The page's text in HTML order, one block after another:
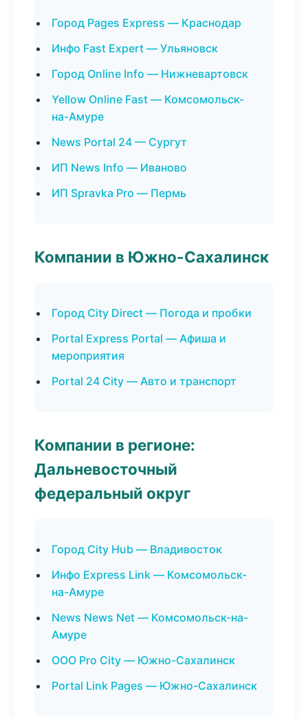
Город Pages Express — Краснодар
Инфо Fast Expert — Ульяновск
Город Online Info — Нижневартовск
Yellow Online Fast — Комсомольск-
на-Амуре
News Portal 24 — Сургут
ИП News Info — Иваново
ИП Spravka Pro — Пермь
Компании в Южно-Сахалинск
Город City Direct — Погода и пробки
Portal Express Portal — Афиша и
мероприятия
Portal 24 City — Авто и транспорт
Компании в регионе:
Дальневосточный
федеральный округ
Город City Hub — Владивосток
Инфо Express Link — Комсомольск-
на-Амуре
News News Net — Комсомольск-на-
Амуре
ООО Pro City — Южно-Сахалинск
Portal Link Pages — Южно-Сахалинск